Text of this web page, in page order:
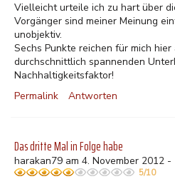
Vielleicht urteile ich zu hart über
Vorgänger sind meiner Meinung
unobjektiv.
Sechs Punkte reichen für mich
durchschnittlich spannenden
Nachhaltigkeitsfaktor!
Permalink
Antworten
Das dritte Mal in Folge habe
harakan79 am 4. November 2012 -
5/10